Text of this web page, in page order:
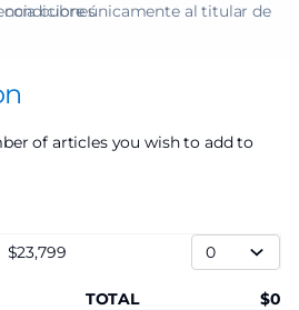
cubre únicamente al titular de
of articles you wish to add to
23,799
TOTAL
0